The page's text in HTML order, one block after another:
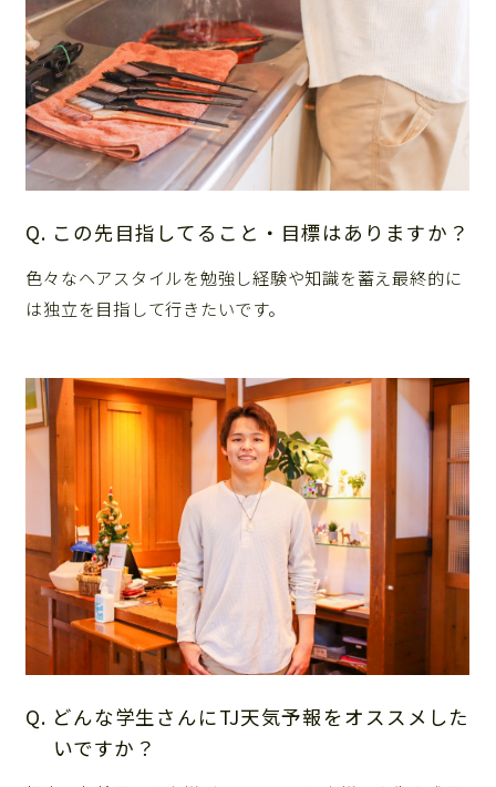
Q. この先目指してること・目標はありますか？
色々なヘアスタイルを勉強し経験や知識を蓄え最終的に
は独立を目指して行きたいです。
Q. どんな学生さんにTJ天気予報をオススメした
いですか？